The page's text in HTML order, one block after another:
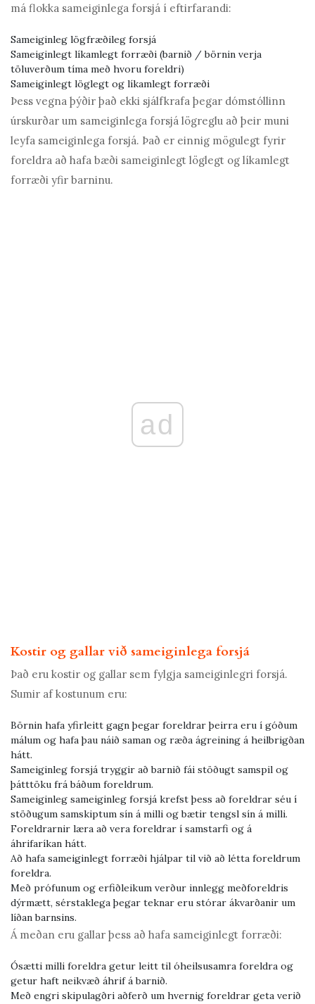
má flokka sameiginlega forsjá í eftirfarandi:
Sameiginleg lögfræðileg forsjá
Sameiginlegt líkamlegt forræði (barnið / börnin verja
töluverðum tíma með hvoru foreldri)
Sameiginlegt löglegt og líkamlegt forræði
Þess vegna þýðir það ekki sjálfkrafa þegar dómstóllinn
úrskurðar um sameiginlega forsjá lögreglu að þeir muni
leyfa sameiginlega forsjá. Það er einnig mögulegt fyrir
foreldra að hafa bæði sameiginlegt löglegt og líkamlegt
forræði yfir barninu.
ad
Kostir og gallar við sameiginlega forsjá
Það eru kostir og gallar sem fylgja sameiginlegri forsjá.
Sumir af kostunum eru:
Börnin hafa yfirleitt gagn þegar foreldrar þeirra eru í góðum
málum og hafa þau náið saman og ræða ágreining á heilbrigðan
hátt.
Sameiginleg forsjá tryggir að barnið fái stöðugt samspil og
þátttöku frá báðum foreldrum.
Sameiginleg sameiginleg forsjá krefst þess að foreldrar séu í
stöðugum samskiptum sín á milli og bætir tengsl sín á milli.
Foreldrarnir læra að vera foreldrar í samstarfi og á
áhrifaríkan hátt.
Að hafa sameiginlegt forræði hjálpar til við að létta foreldrum
foreldra.
Með prófunum og erfiðleikum verður innlegg meðforeldris
dýrmætt, sérstaklega þegar teknar eru stórar ákvarðanir um
líðan barnsins.
Á meðan eru gallar þess að hafa sameiginlegt forræði:
Ósætti milli foreldra getur leitt til óheilsusamra foreldra og
getur haft neikvæð áhrif á barnið.
Með engri skipulagðri aðferð um hvernig foreldrar geta verið